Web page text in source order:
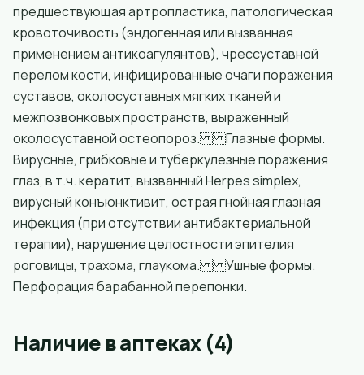
предшествующая артропластика, патологическая
кровоточивость (эндогенная или вызванная
применением антикоагулянтов), чрессуставной
перелом кости, инфицированные очаги поражения
суставов, околосуставных мягких тканей и
межпозвонковых пространств, выраженный
околосуставной остеопороз. Глазные формы.
Вирусные, грибковые и туберкулезные поражения
глаз, в т.ч. кератит, вызванный Herpes simplex,
вирусный конъюнктивит, острая гнойная глазная
инфекция (при отсутствии антибактериальной
терапии), нарушение целостности эпителия
роговицы, трахома, глаукома. Ушные формы.
Перфорация барабанной перепонки.
Наличие в аптеках (4)